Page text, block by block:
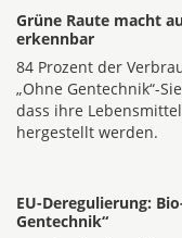
Grüne Raute macht
erkennbar
84 Prozent der
„Ohne Gentechnik“-
dass ihre
hergestellt werden.
EU-Deregulierung:
Gentechnik“